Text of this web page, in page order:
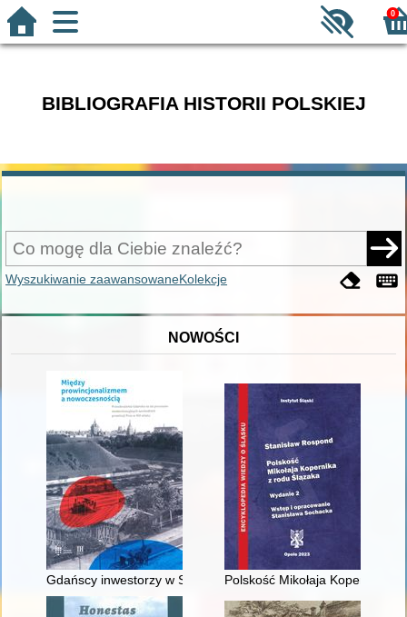
0
BIBLIOGRAFIA HISTORII POLSKIEJ
Wyszukiwanie zaawansowaneKolekcje
NOWOŚCI
Gdańscy inwestorzy w Sopocie : prestiż finansowy i
Polskość Mikołaja Kopernika z